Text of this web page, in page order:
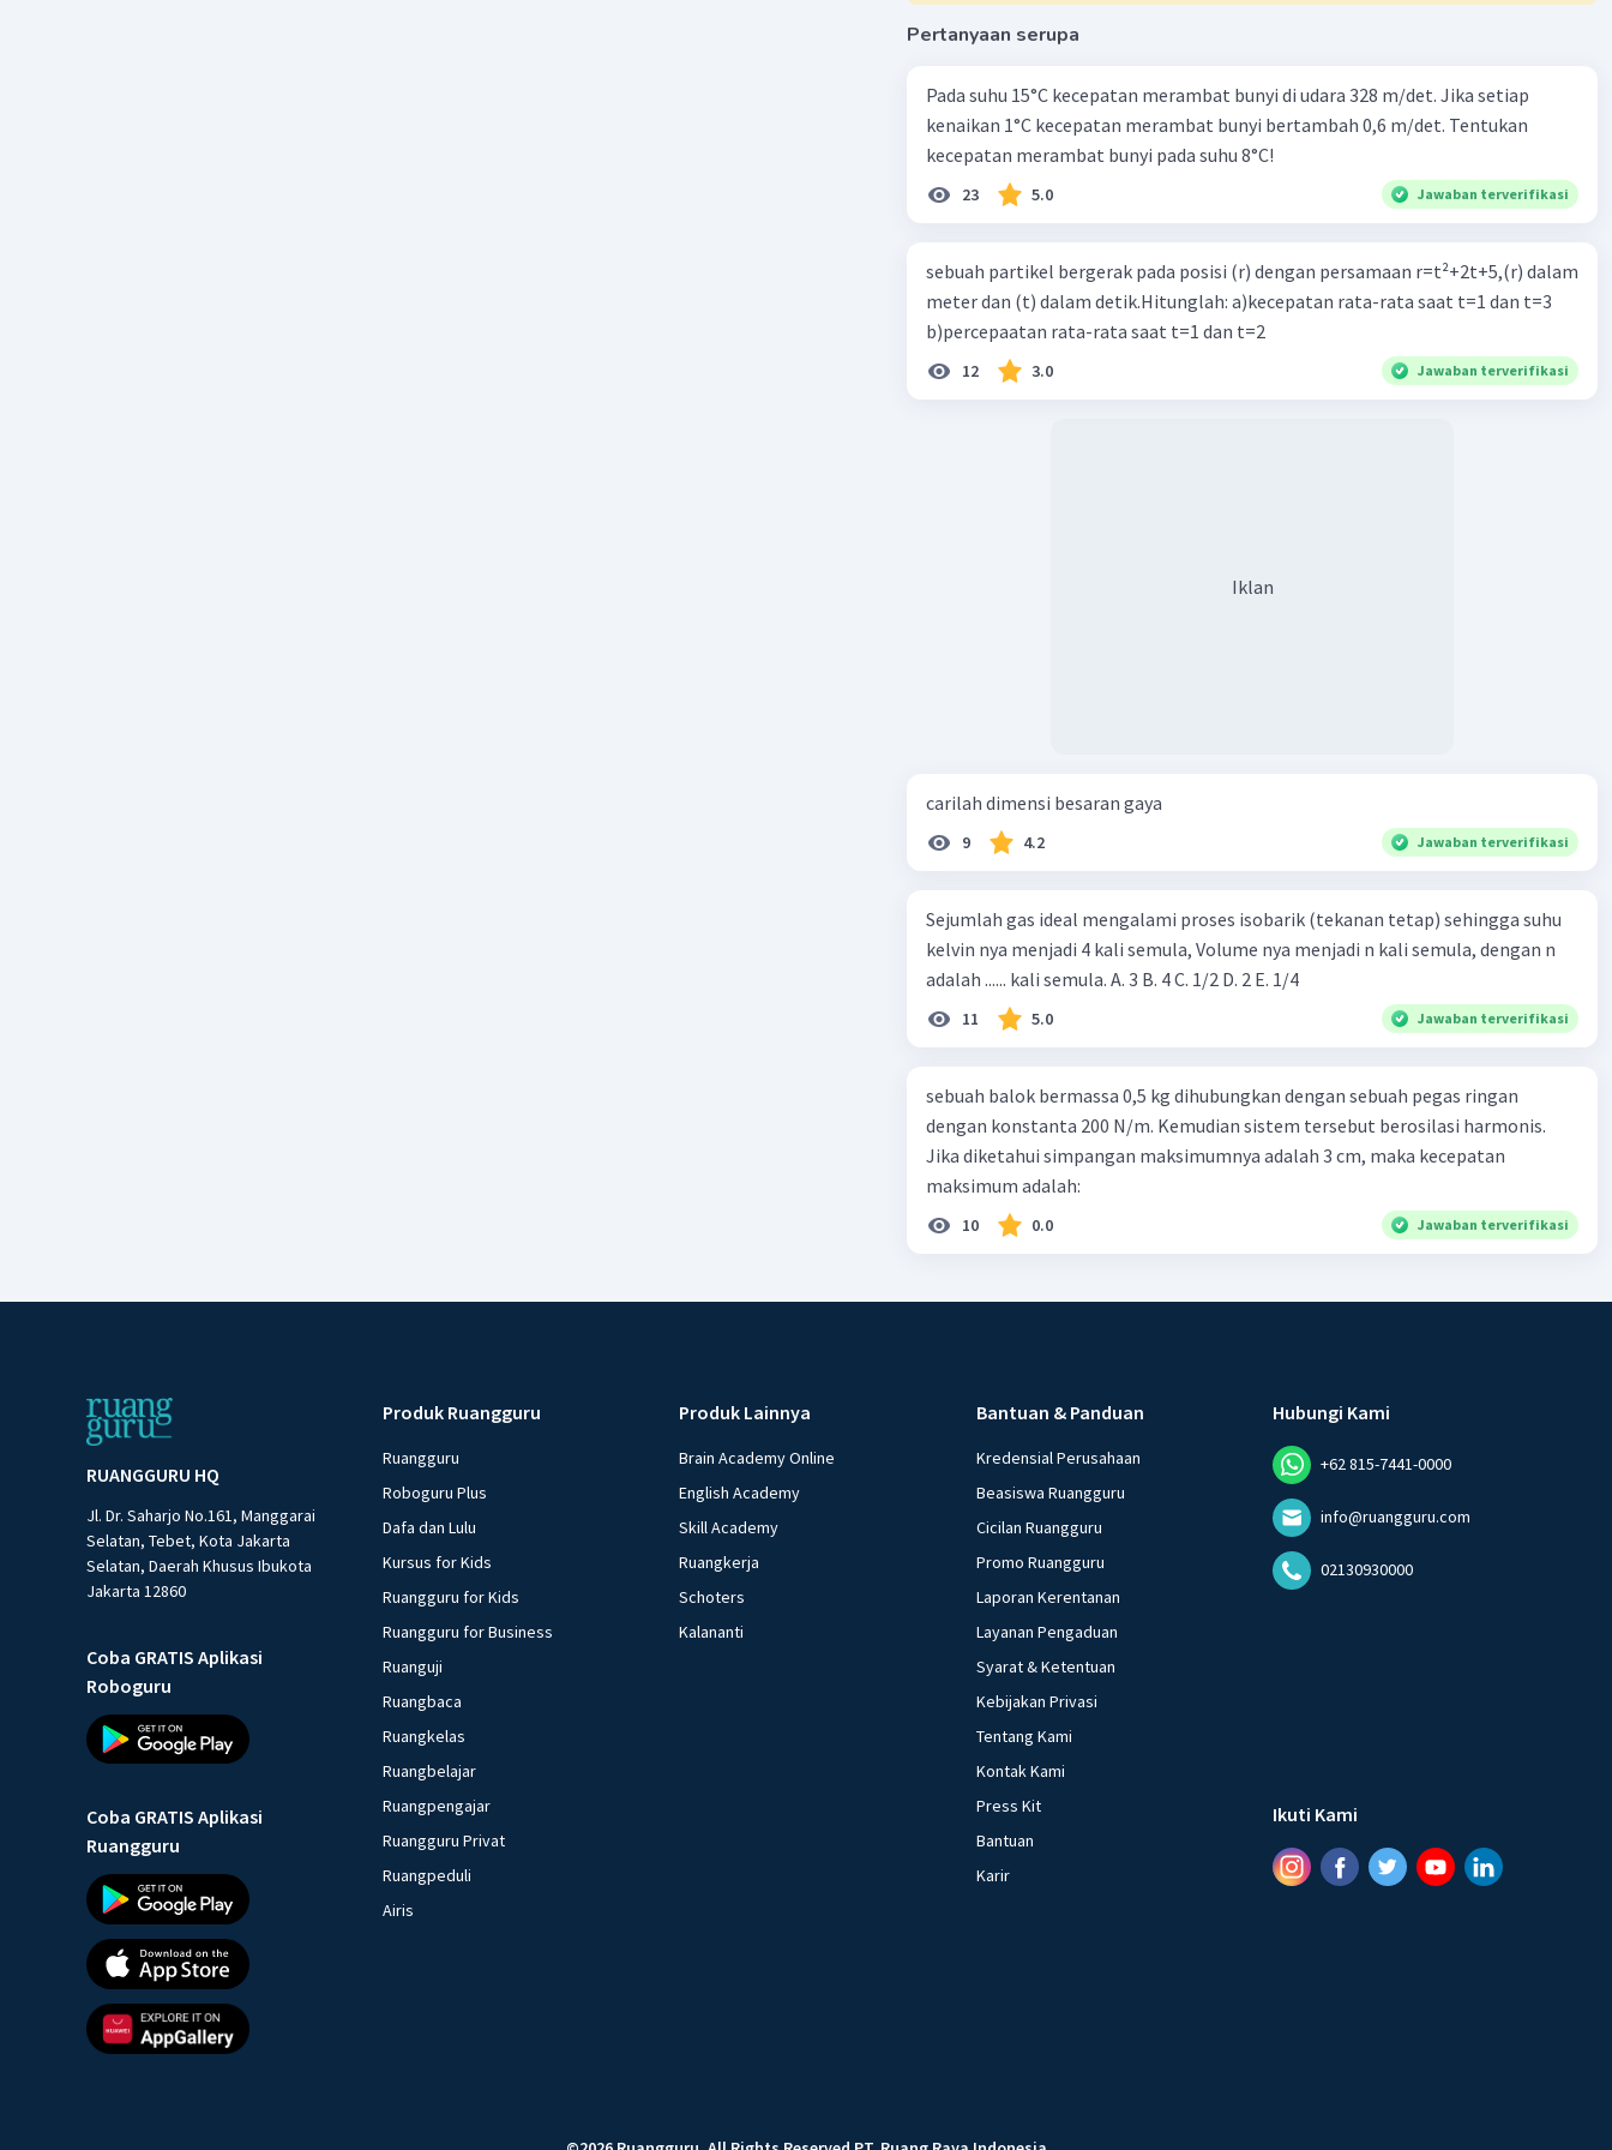
Iklan
Pertanyaan serupa
Pada suhu 15°C kecepatan merambat bunyi di udara 328 m/det. Jika setiap
kenaikan 1°C kecepatan merambat bunyi bertambah 0,6 m/det. Tentukan
kecepatan merambat bunyi pada suhu 8°C!
23 5.0 Jawaban terverifikasi
sebuah partikel bergerak pada posisi (r) dengan persamaan r=t²+2t+5,(r) dalam
meter dan (t) dalam detik.Hitunglah: a)kecepatan rata-rata saat t=1 dan t=3
b)percepaatan rata-rata saat t=1 dan t=2
12 3.0 Jawaban terverifikasi
Iklan
carilah dimensi besaran gaya
9 4.2 Jawaban terverifikasi
Sejumlah gas ideal mengalami proses isobarik (tekanan tetap) sehingga suhu
kelvin nya menjadi 4 kali semula, Volume nya menjadi n kali semula, dengan n
adalah ...... kali semula. A. 3 B. 4 C. 1/2 D. 2 E. 1/4
11 5.0 Jawaban terverifikasi
sebuah balok bermassa 0,5 kg dihubungkan dengan sebuah pegas ringan
dengan konstanta 200 N/m. Kemudian sistem tersebut berosilasi harmonis.
Jika diketahui simpangan maksimumnya adalah 3 cm, maka kecepatan
maksimum adalah:
10 0.0 Jawaban terverifikasi
RUANGGURU HQ
Jl. Dr. Saharjo No.161, Manggarai
Selatan, Tebet, Kota Jakarta
Selatan, Daerah Khusus Ibukota
Jakarta 12860
Coba GRATIS Aplikasi
Roboguru
Coba GRATIS Aplikasi
Ruangguru
Produk Ruangguru
Ruangguru
Roboguru Plus
Dafa dan Lulu
Kursus for Kids
Ruangguru for Kids
Ruangguru for Business
Ruanguji
Ruangbaca
Ruangkelas
Ruangbelajar
Ruangpengajar
Ruangguru Privat
Ruangpeduli
Airis
Produk Lainnya
Brain Academy Online
English Academy
Skill Academy
Ruangkerja
Schoters
Kalananti
Bantuan & Panduan
Kredensial Perusahaan
Beasiswa Ruangguru
Cicilan Ruangguru
Promo Ruangguru
Laporan Kerentanan
Layanan Pengaduan
Syarat & Ketentuan
Kebijakan Privasi
Tentang Kami
Kontak Kami
Press Kit
Bantuan
Karir
Hubungi Kami
+62 815-7441-0000
info@ruangguru.com
02130930000
Ikuti Kami